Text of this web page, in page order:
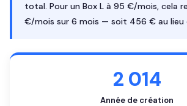
total. Pour un Box L à 95 €/mois, cela
€/mois sur 6 mois — soit 456 € au lieu
2 014
Année de création